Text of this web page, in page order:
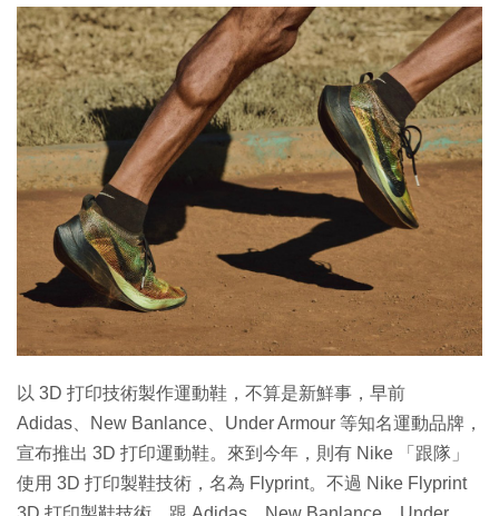
以 3D 打印技術製作運動鞋，不算是新鮮事，早前
Adidas、New Banlance、Under Armour 等知名運動品牌，
宣布推出 3D 打印運動鞋。來到今年，則有 Nike 「跟隊」
使用 3D 打印製鞋技術，名為 Flyprint。不過 Nike Flyprint